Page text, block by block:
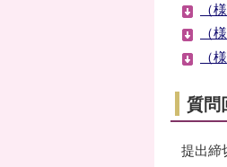
（
（
（
質問
提出締